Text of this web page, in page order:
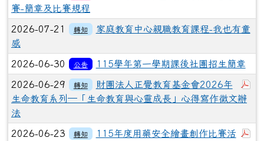
賽-簡章及比賽規程
2026-07-21 轉知
家庭教育中心親職教育課程-我也有童
感
2026-06-30 公告 115學年第一學期課後社團招生簡章
2026-06-29 轉知
財團法人正覺教育基金會2026年
生命教育系列─「生命教育與心靈成長」心得寫作徵文辦
法
2026-06-23 轉知
115年度用藥安全繪畫創作比賽活